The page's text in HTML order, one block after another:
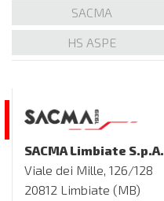
SACMA
HS ASPE
SACMA Limbiate S.p.A.
Viale dei Mille, 126/128
20812 Limbiate (MB)